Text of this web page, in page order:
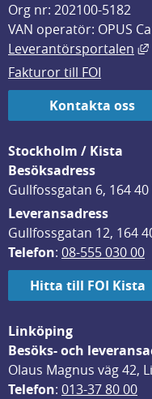
Org nr: 202100-5182
VAN operatör: OPUS
Leverantörsportalen
Fakturor till FOI
Kontakta oss
Stockholm / Kista
Besöksadress
Gullfossgatan 6, 164 40
Leveransadress
Gullfossgatan 12, 164
Telefon: 08-555 030 00
Hitta till FOI Kista
Linköping
Besöks- och
Olaus Magnus väg 42,
Telefon: 013-37 80 00